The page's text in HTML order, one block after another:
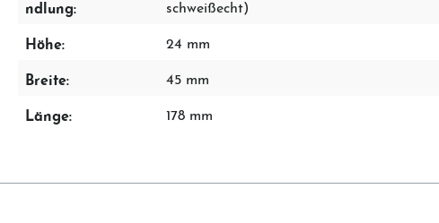
ndlung:
schweißecht)
Höhe: 24 mm
Breite: 45 mm
Länge: 178 mm